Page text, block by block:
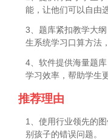
能，让他们可以自由
3、题库紧扣教学大
生系统学习口算方法
4、软件提供海量题
学习效率，帮助学生
推荐理由
1、使用行业领先的
别孩子的错误问题。